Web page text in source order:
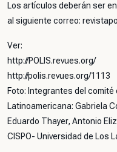
Los artículos deberán ser
al siguiente correo:
Ver:
http://POLIS.revues.org/
http://polis.revues.org/1113
Foto: Integrantes del comité
Latinoamericana: Gabriela
Eduardo Thayer, Antonio
CISPO- Universidad de Los